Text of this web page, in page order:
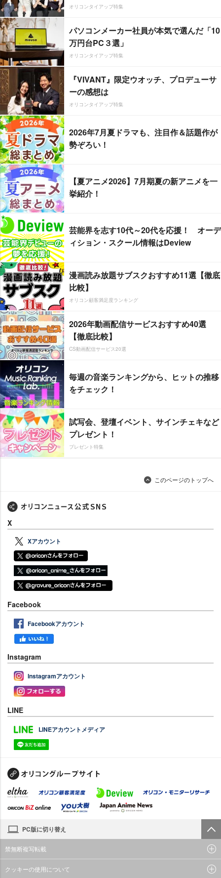
オリコンタイアップ特集
パソコンメーカー社員が本気で選んだ「10
万円台PC３選」
オリコンタイアップ特集
『VIVANT』限定ウオッチ、プロデューサ
ーの感想は
オリコンタイアップ特集
2026年7月夏ドラマも、注目作＆話題作が
勢ぞろい！
【夏アニメ2026】7月期夏の新アニメを一
挙紹介！
芸能界を志す10代～20代を応援！ オーデ
ィション・スクール情報はDeview
漫画読み放題サブスクおすすめ11選【徹底
比較】
オリコン顧客満足度ランキング
2026年動画配信サービスおすすめ40選
【徹底比較】
CS動画配信サービス20選
毎週の音楽ランキングから、ヒットの推移
をチェック！
試写会、登壇イベント、サインチェキなど
プレゼント！
プレゼント特集
このページのトップへ
X
Xアカウント
Facebook
Facebookアカウント
Instagram
Instagramアカウント
LINE
LINEアカウントメディア
PC版に切り替え
禁無断複写転載
クッキーの使用について